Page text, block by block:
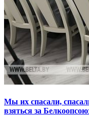
Мы их спасали,
взяться за